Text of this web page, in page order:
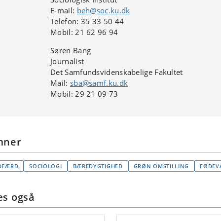
E-mail: beh@soc.ku.dk
Telefon: 35 33 50 44
Mobil: 21 62 96 94
Søren Bang
Journalist
Det Samfundsvidenskabelige Fakultet
Mail: sba@samf.ku.dk
Mobil: 29 21 09 73
SOCIOLOGI BÆREDYGTIGHED GRØN OMSTILLING
også